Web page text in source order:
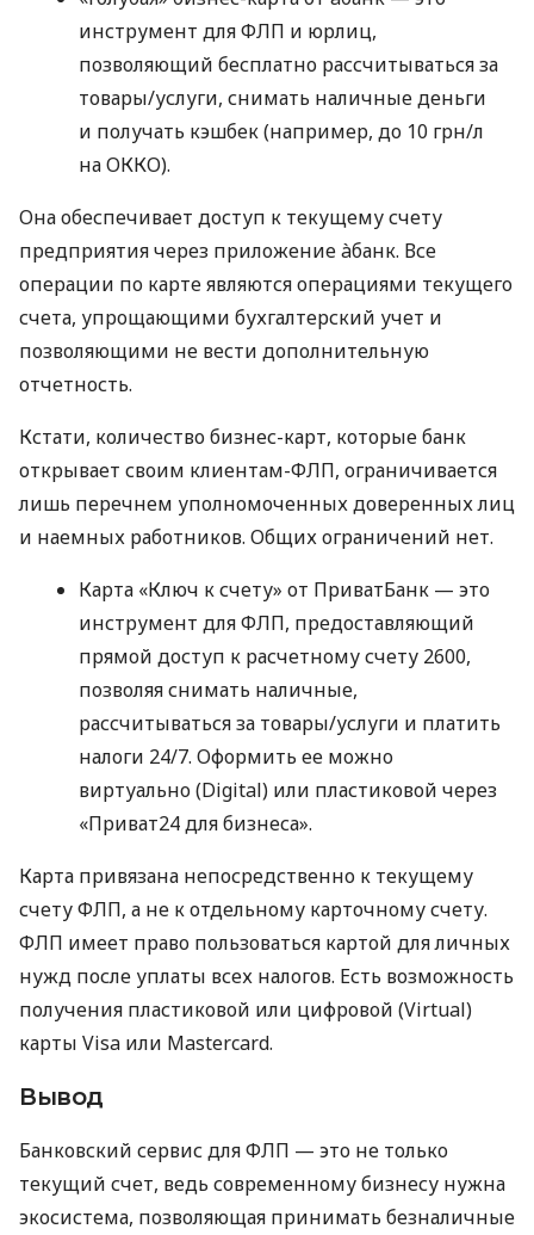
инструмент для ФЛП и юрлиц,
позволяющий бесплатно рассчитываться за
товары/услуги, снимать наличные деньги
и получать кэшбек (например, до 10 грн/л
на ОККО).
Она обеспечивает доступ к текущему счету
предприятия через приложение àбанк. Все
операции по карте являются операциями текущего
счета, упрощающими бухгалтерский учет и
позволяющими не вести дополнительную
отчетность.
Кстати, количество бизнес-карт, которые банк
открывает своим клиентам-ФЛП, ограничивается
лишь перечнем уполномоченных доверенных лиц
и наемных работников. Общих ограничений нет.
Карта «Ключ к счету» от ПриватБанк — это
инструмент для ФЛП, предоставляющий
прямой доступ к расчетному счету 2600,
позволяя снимать наличные,
рассчитываться за товары/услуги и платить
налоги 24/7. Оформить ее можно
виртуально (Digital) или пластиковой через
«Приват24 для бизнеса».
Карта привязана непосредственно к текущему
счету ФЛП, а не к отдельному карточному счету.
ФЛП имеет право пользоваться картой для личных
нужд после уплаты всех налогов. Есть возможность
получения пластиковой или цифровой (Virtual)
карты Visa или Mastercard.
Вывод
Банковский сервис для ФЛП — это не только
текущий счет, ведь современному бизнесу нужна
экосистема, позволяющая принимать безналичные